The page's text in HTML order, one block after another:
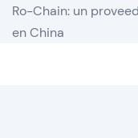
Ro-Chain: un
en China